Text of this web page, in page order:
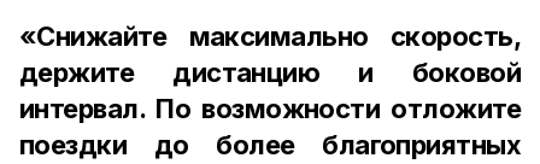
«Снижайте максимально скорость,
держите дистанцию и боковой
интервал. По возможности отложите
поездки до более благоприятных